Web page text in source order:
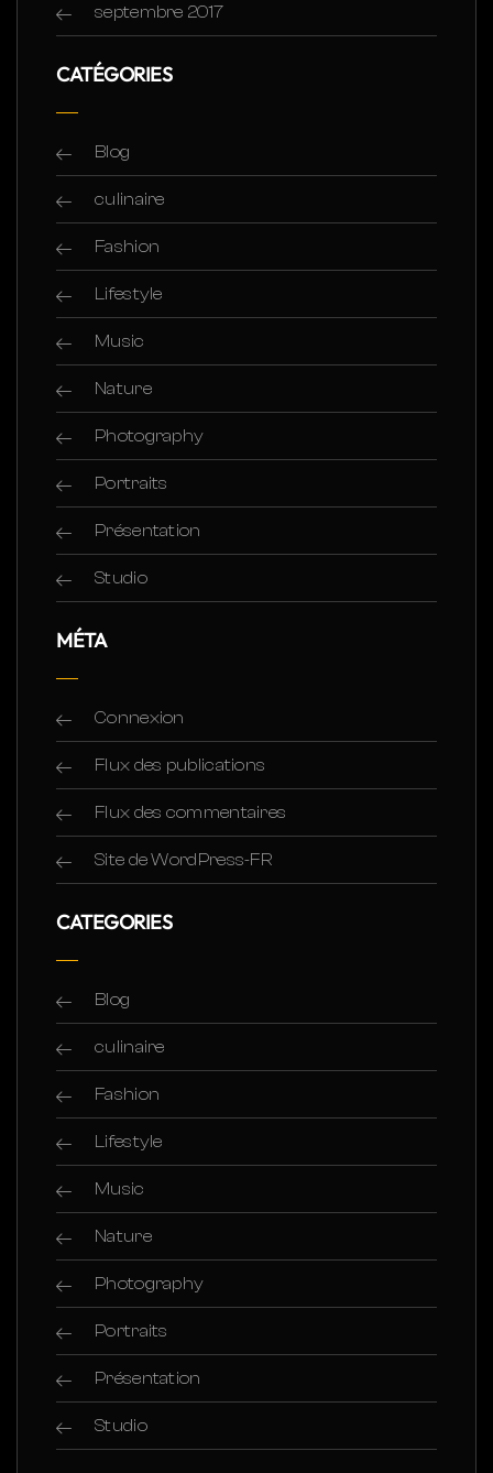
septembre 2017
CATÉGORIES
Blog
culinaire
Fashion
Lifestyle
Music
Nature
Photography
Portraits
Présentation
Studio
MÉTA
Connexion
Flux des publications
Flux des commentaires
Site de WordPress-FR
CATEGORIES
Blog
culinaire
Fashion
Lifestyle
Music
Nature
Photography
Portraits
Présentation
Studio